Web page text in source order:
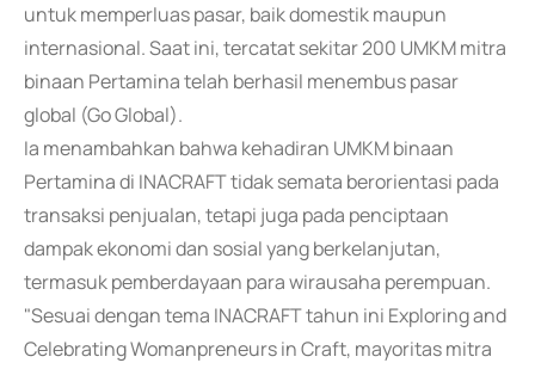
untuk memperluas pasar, baik domestik maupun
internasional. Saat ini, tercatat sekitar 200 UMKM mitra
binaan Pertamina telah berhasil menembus pasar
global (Go Global).
Ia menambahkan bahwa kehadiran UMKM binaan
Pertamina di INACRAFT tidak semata berorientasi pada
transaksi penjualan, tetapi juga pada penciptaan
dampak ekonomi dan sosial yang berkelanjutan,
termasuk pemberdayaan para wirausaha perempuan.
"Sesuai dengan tema INACRAFT tahun ini Exploring and
Celebrating Womanpreneurs in Craft, mayoritas mitra